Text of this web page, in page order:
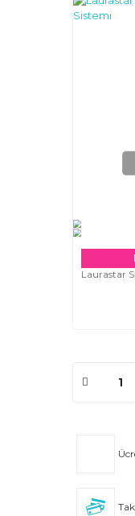
Laurastar